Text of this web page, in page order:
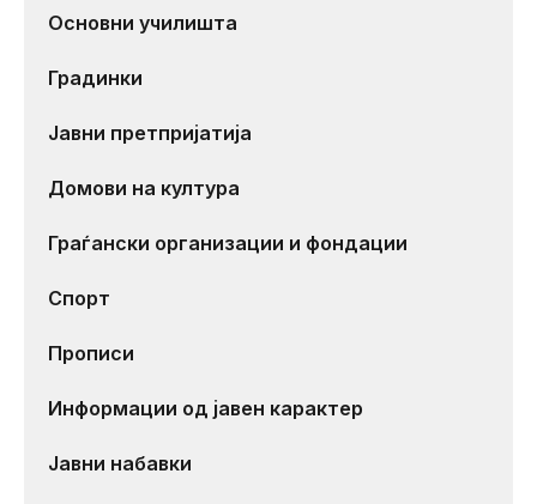
Основни училишта
Градинки
Јавни претпријатија
Домови на култура
Граѓански организации и фондации
Спорт
Прописи
Информации од јавен карактер
Јавни набавки